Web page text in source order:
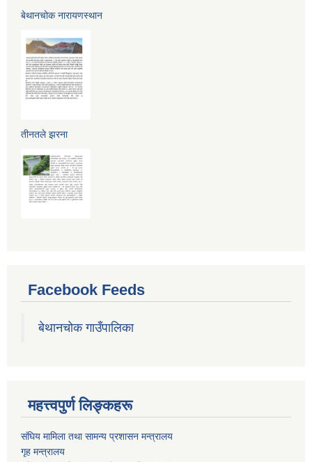
बेथानचोक नारायणस्थान
तीनतले झरना
Facebook Feeds
बेथानचोक गाउँपालिका
महत्त्वपुर्ण लिङ्कहरू
संघिय मामिला तथा सामन्य प्रशासन मन्त्रालय
गृह मन्त्रालय